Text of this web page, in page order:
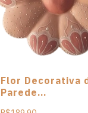
Flor Decorativa
Parede